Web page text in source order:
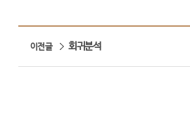
이전글 회귀분석